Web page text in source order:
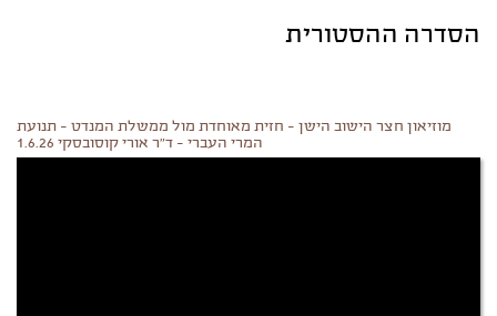
הסדרה ההסטורית
מוזיאון חצר הישוב הישן - חזית מאוחדת מול ממשלת המנדט - תנועת
המרי העברי - ד"ר אורי קוסובסקי 1.6.26